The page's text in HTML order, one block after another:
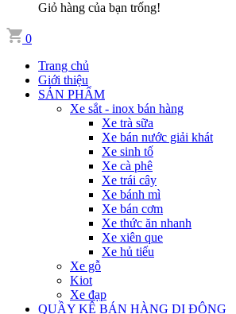
Giỏ hàng của bạn trống!
0
Trang chủ
Giới thiệu
SẢN PHẨM
Xe sắt - inox bán hàng
Xe trà sữa
Xe bán nước giải khát
Xe sinh tố
Xe cà phê
Xe trái cây
Xe bánh mì
Xe bán cơm
Xe thức ăn nhanh
Xe xiên que
Xe hủ tiếu
Xe gỗ
Kiot
Xe đạp
QUẦY KỆ BÁN HÀNG DI ĐỘNG